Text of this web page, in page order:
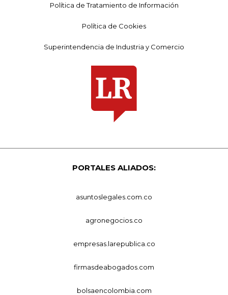
Política de Tratamiento de Información
Política de Cookies
Superintendencia de Industria y Comercio
PORTALES ALIADOS:
asuntoslegales.com.co
agronegocios.co
empresas.larepublica.co
firmasdeabogados.com
bolsaencolombia.com